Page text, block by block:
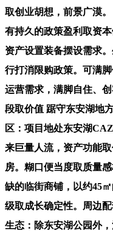
取创业胡想，前景广漠
有持久的政策盈利取资
资产设置装备摆设需求
行打消限购政策。可满
运营需求，满脚自住、
段取价值 踞守东安湖地
区：项目地处东安湖
来巨量人流，资产功能
房。糊口便当度取质量
缺的临街商铺，以约45
级取成长确定性。周边
生态：除东安湖公园外